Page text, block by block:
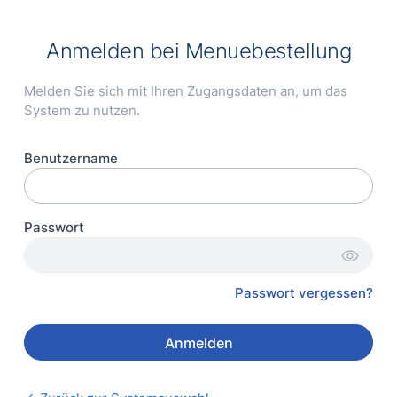
Anmelden bei Menuebestellung
Melden Sie sich mit Ihren Zugangsdaten an, um das
System zu nutzen.
Benutzername
Passwort
visibility
Passwort vergessen?
Anmelden